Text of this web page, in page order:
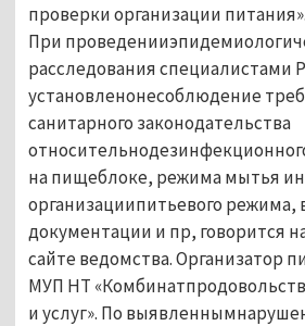
проверки организации питания».
При
расследования специалистами
установленонесоблюдение
санитарного законодательства
напищеблоке, режима мытья
организациипитьевого режима,
документации и пр, говорится
сайте ведомства. Организатор
МУП НТ
иуслуг». По